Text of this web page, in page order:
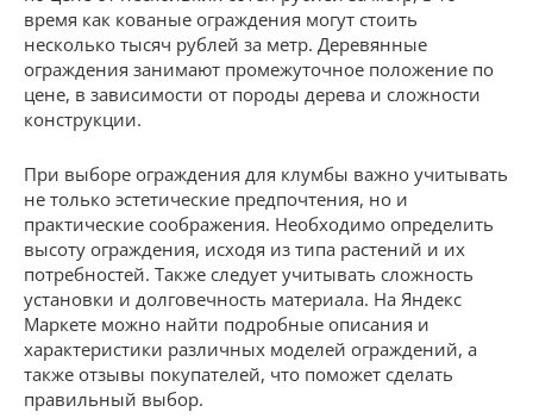
время как кованые ограждения могут стоить
несколько тысяч рублей за метр. Деревянные
ограждения занимают промежуточное положение по
цене, в зависимости от породы дерева и сложности
конструкции.
При выборе ограждения для клумбы важно учитывать
не только эстетические предпочтения, но и
практические соображения. Необходимо определить
высоту ограждения, исходя из типа растений и их
потребностей. Также следует учитывать сложность
установки и долговечность материала. На Яндекс
Маркете можно найти подробные описания и
характеристики различных моделей ограждений, а
также отзывы покупателей, что поможет сделать
правильный выбор.